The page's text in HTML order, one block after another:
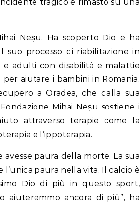
tragico è rimasto su una
Neșu. Ha scoperto Dio e ha
processo di riabilitazione in
adulti con disabilità e malattie
aiutare i bambini in Romania.
a Oradea, che dalla sua
Mihai Neșu sostiene i
attraverso terapie come la
e l’ippoterapia.
paura della morte. La sua
l’unica paura nella vita. Il calcio è
Dio di più in questo sport,
aiuteremmo ancora di più”, ha